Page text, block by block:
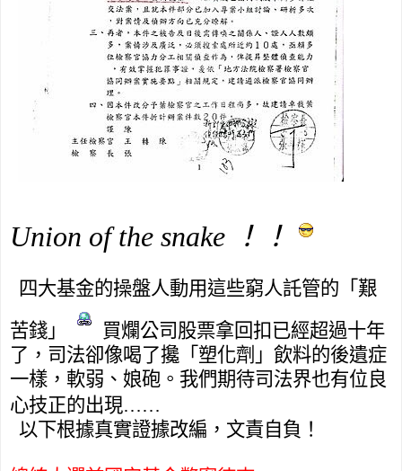
Union of the snake ！！
四大基金的操盤人動用這些窮人託管的「艱
苦錢」
買爛公司股票拿回扣已經超過十年
了，司法卻像喝了攙「塑化劑」飲料的後遺症
一樣，軟弱、娘砲。我們期待司法界也有位良
心技正的出現……
以下根據真實證據改編，文責自負！